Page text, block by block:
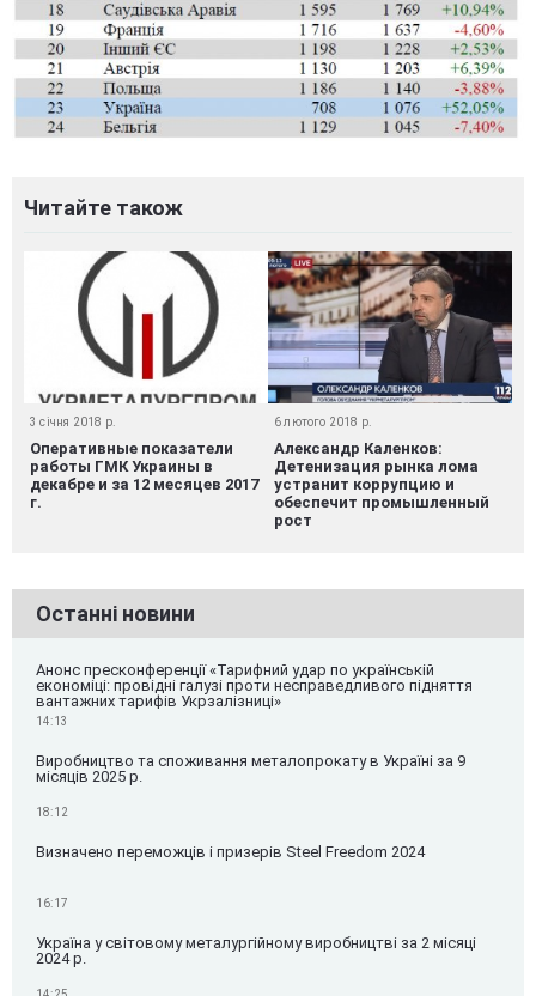
Читайте також
3 січня 2018 р.
Оперативные показатели
работы ГМК Украины в
декабре и за 12 месяцев 2017
г.
6 лютого 2018 р.
Александр Каленков:
Детенизация рынка лома
устранит коррупцию и
обеспечит промышленный
рост
Останні новини
Анонс пресконференції «Тарифний удар по українській
економіці: провідні галузі проти несправедливого підняття
вантажних тарифів Укрзалізниці»
14:13
Виробництво та споживання металопрокату в Україні за 9
місяців 2025 р.
18:12
Визначено переможців і призерів Steel Freedom 2024
16:17
Україна у світовому металургійному виробництві за 2 місяці
2024 р.